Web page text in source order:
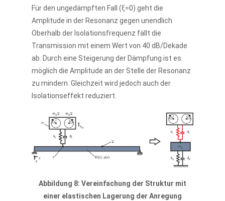
Für den ungedämpften Fall (ξ=0) geht die
Amplitude in der Resonanz gegen unendlich.
Oberhalb der Isolationsfrequenz fällt die
Transmission mit einem Wert von 40 dB/Dekade
ab. Durch eine Steigerung der Dämpfung ist es
möglich die Amplitude an der Stelle der Resonanz
zu mindern. Gleichzeit wird jedoch auch der
Isolationseffekt reduziert.
Abbildung 8: Vereinfachung der Struktur mit
einer elastischen Lagerung der Anregung